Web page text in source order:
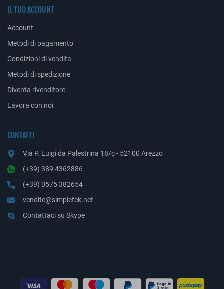
IL TUO ACCOUNT
Account
Metodi di pagamento
Condizioni di vendita
Metodi di spedizione
Diventa rivenditore
Lavora con noi
CONTATTI
Via P. Luigi da Palestrina 18/c - 52100 Arezzo
(+39) 389 4362886
(+39) 0575 382654
vendite@simpletek.net
Contattaci su Skype